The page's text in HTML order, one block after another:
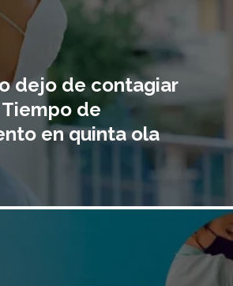
dejo de contagiar
Tiempo de
en quinta ola